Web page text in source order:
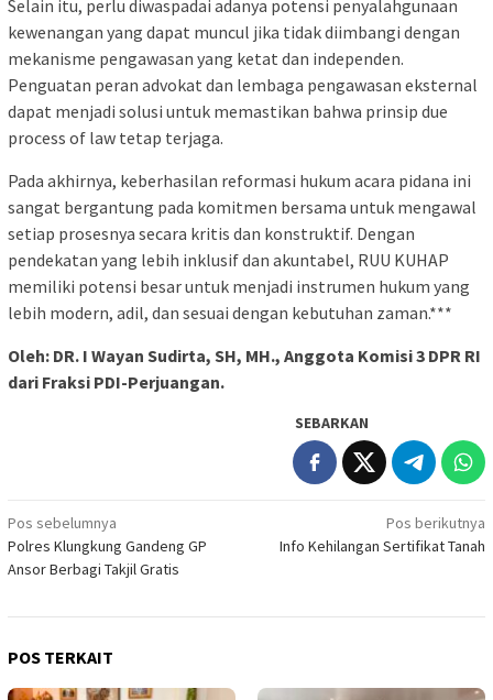
Selain itu, perlu diwaspadai adanya potensi penyalahgunaan
kewenangan yang dapat muncul jika tidak diimbangi dengan
mekanisme pengawasan yang ketat dan independen.
Penguatan peran advokat dan lembaga pengawasan eksternal
dapat menjadi solusi untuk memastikan bahwa prinsip due
process of law tetap terjaga.
Pada akhirnya, keberhasilan reformasi hukum acara pidana ini
sangat bergantung pada komitmen bersama untuk mengawal
setiap prosesnya secara kritis dan konstruktif. Dengan
pendekatan yang lebih inklusif dan akuntabel, RUU KUHAP
memiliki potensi besar untuk menjadi instrumen hukum yang
lebih modern, adil, dan sesuai dengan kebutuhan zaman.***
Oleh: DR. I Wayan Sudirta, SH, MH., Anggota Komisi 3 DPR RI
dari Fraksi PDI-Perjuangan.
SEBARKAN
Navigasi
pos
Pos sebelumnya
Polres Klungkung Gandeng GP
Ansor Berbagi Takjil Gratis
Pos berikutnya
Info Kehilangan Sertifikat Tanah
POS TERKAIT